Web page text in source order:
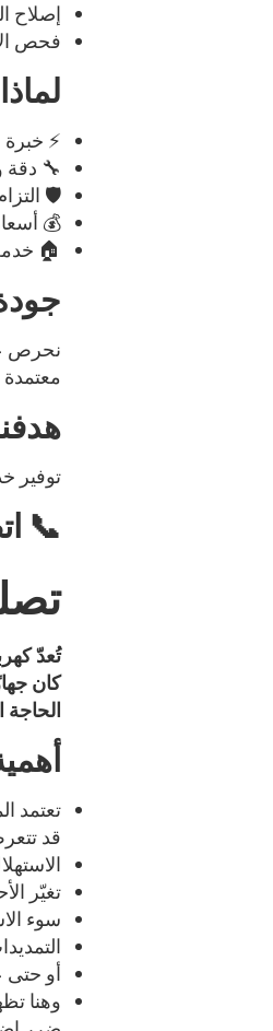
إصلاح
فحص
⚡ خبرة
🔧 دقة
🛡️
💰
🏠
نحرص
توفير
📞
تُعدّ
كان
تعتمد
قد
تغيّر
سوء
أو حتى
وهنا